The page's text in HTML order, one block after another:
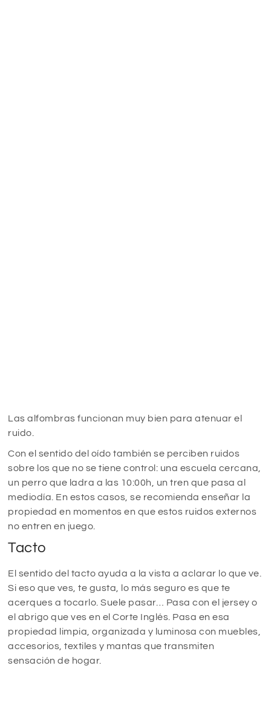
Las alfombras funcionan muy bien para atenuar el
ruido.
Con el sentido del oído también se perciben ruidos
sobre los que no se tiene control: una escuela cercana,
un perro que ladra a las 10:00h, un tren que pasa al
mediodía. En estos casos, se recomienda enseñar la
propiedad en momentos en que estos ruidos externos
no entren en juego.
Tacto
El sentido del tacto ayuda a la vista a aclarar lo que ve.
Si eso que ves, te gusta, lo más seguro es que te
acerques a tocarlo. Suele pasar… Pasa con el jersey o
el abrigo que ves en el Corte Inglés. Pasa en esa
propiedad limpia, organizada y luminosa con muebles,
accesorios, textiles y mantas que transmiten
sensación de hogar.